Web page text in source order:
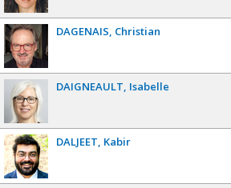
DAGENAIS Christian
DAIGNEAULT Isabelle
DALJEET Kabir